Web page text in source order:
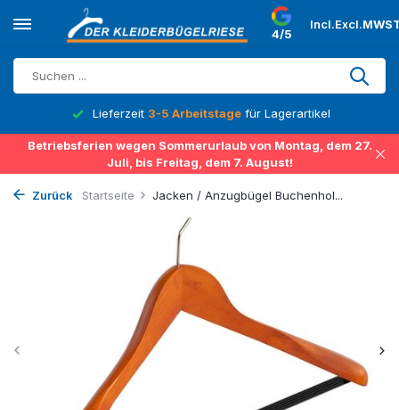
4/5
Incl.Excl.
Lieferzeit 3-5 Arbeitstage für Lagerartikel
Betriebsferien wegen Sommerurlaub von Montag, dem 27.
Juli, bis Freitag, dem 7. August!
Zurück Startseite Jacken / Anzugbügel Buchenhol...